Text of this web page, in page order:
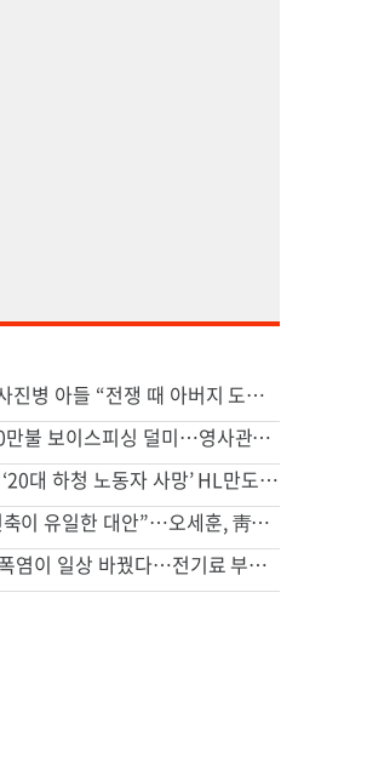
6·25전쟁 美사진병 아들 “전쟁 때 아버지 도와준 소년, 내겐 형제 같은 존재”
한인 노린 860만불 보이스피싱 덜미…영사관·한국 검찰 사칭
경찰·고용부, ‘20대 하청 노동자 사망’ HL만도 평택사업장 압수수색
“재개발·재건축이 유일한 대안”…오세훈, 靑에 주택공급보고서 전달
10명 중 9명, 폭염이 일상 바꿨다…전기료 부담 69% → 80%